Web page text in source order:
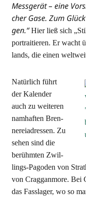
Mess­ge­rät – eine
cher Gase. Zum
gen.“Hier ließ sich
por­trai­tie­ren. Er wacht
lands, die einen
Natür­lich führt
der Kalen­der
auch zu wei­te­ren
nam­haf­ten Bren­
ne­rei­adres­sen. Zu
sehen sind die
berühm­ten Zwil­
lings-Pago­den von
von Crag­gan­mo­re. Bei
das Fass­la­ger, wo so